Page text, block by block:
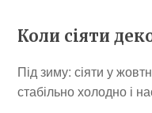
Коли сіяти
Під зиму: сіяти у
стабільно холодно і